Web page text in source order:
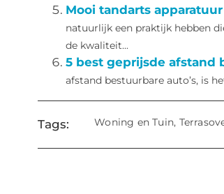
Mooi tandarts
natuurlijk een praktijk hebben
de kwaliteit...
5 best geprijsde afstand
afstand bestuurbare auto’s, is
Tags: Woning en Tuin,